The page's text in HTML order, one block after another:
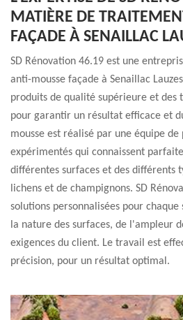
MATIÈRE DE
FAÇADE À SENAILLAC
SD Rénovation 46.19 est une
anti-mousse façade à Senaillac
produits de qualité supérieure et des
pour garantir un résultat efficace et
mousse est réalisé par une équipe de
expérimentés qui connaissent
différentes surfaces et des différents
lichens et de champignons. SD
solutions personnalisées pour
la nature des surfaces, de l'ampleur
exigences du client. Le travail est
précision, pour un résultat optimal.